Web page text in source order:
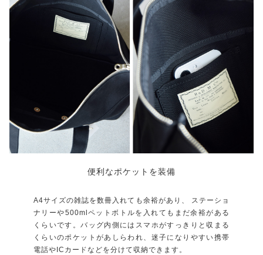
便利なポケットを装備
A4サイズの雑誌を数冊入れても余裕があり、 ステーショ
ナリーや500mlペットボトルを入れてもまだ余裕がある
くらいです。バッグ内側にはスマホがすっきりと収まる
くらいのポケットがあしらわれ、迷子になりやすい携帯
電話やICカードなどを分けて収納できます。